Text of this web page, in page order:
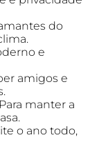
do
e
amigos e
manter a
o ano todo,